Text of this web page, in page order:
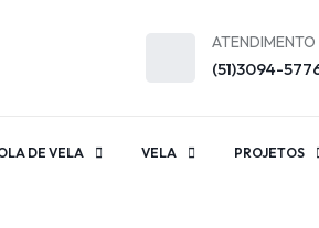
ATENDIMENTO
(51)3094-
DE VELA VELA PROJETOS